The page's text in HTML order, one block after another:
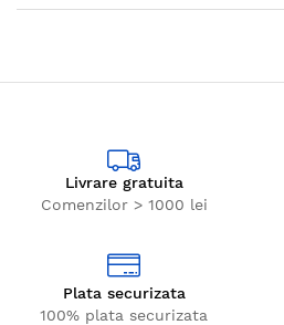
Livrare gratuita
Comenzilor > 1000 lei
Plata securizata
100% plata securizata